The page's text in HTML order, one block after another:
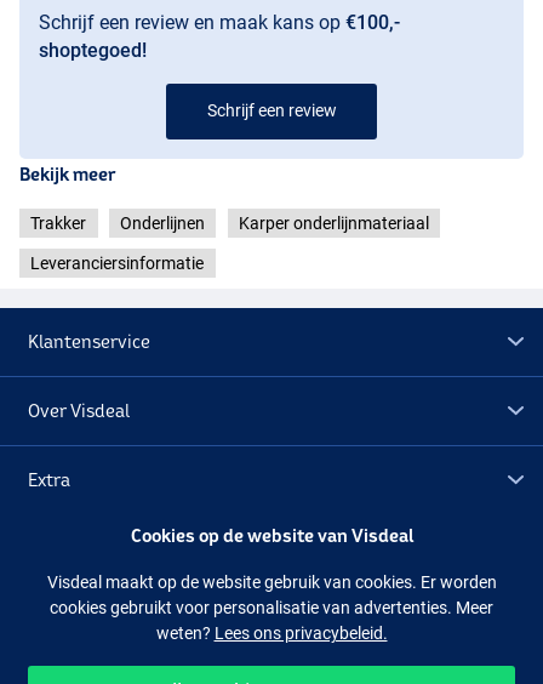
Schrijf een review en maak kans op €100,-
shoptegoed!
Schrijf een review
Bekijk meer
Trakker Onderlijnen Karper onderlijnmateriaal
Leveranciersinformatie
Klantenservice
Over Visdeal
Extra
Facebook Instagram
Cookies op de website van Visdeal
Visdeal maakt op de website gebruik van cookies. Er worden
cookies gebruikt voor personalisatie van advertenties. Meer
weten? Lees ons privacybeleid.